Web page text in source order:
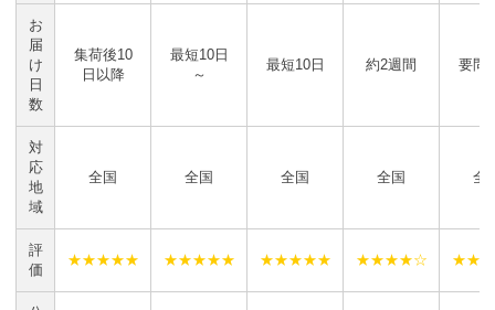
お
届
け
日
数
集荷後10
日以降
最短10日
～
最短10日 約2週間 要問
対
応
地
域
全国 全国 全国 全国 全
評
価
★★★★★ ★★★★★ ★★★★★ ★★★★☆